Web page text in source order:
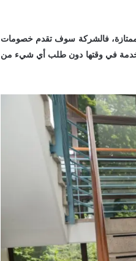
فالشركة سوف تقدم خصومات
في وقتها دون طلب أي شيء من